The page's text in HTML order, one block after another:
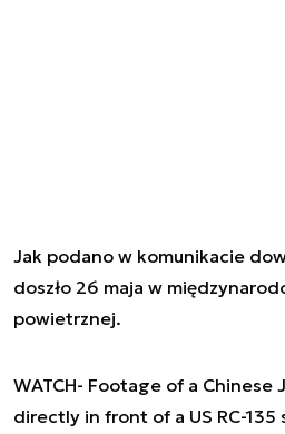
Jak podano w komunikacie
doszło 26 maja w
powietrznej.
WATCH- Footage of a Chinese
directly in front of a US RC-135